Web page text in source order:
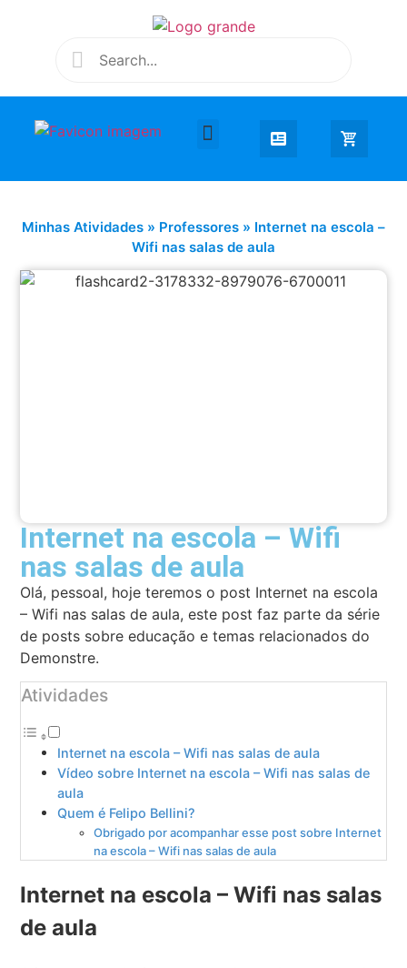
Minhas Atividades » Professores » Internet na escola –
Wifi nas salas de aula
Internet na escola – Wifi
nas salas de aula
Olá, pessoal, hoje teremos o post Internet na escola
– Wifi nas salas de aula, este post faz parte da série
de posts sobre educação e temas relacionados do
Demonstre.
Atividades
Internet na escola – Wifi nas salas de aula
Vídeo sobre Internet na escola – Wifi nas salas de
aula
Quem é Felipo Bellini?
Obrigado por acompanhar esse post sobre Internet
na escola – Wifi nas salas de aula
Internet na escola – Wifi nas salas
de aula